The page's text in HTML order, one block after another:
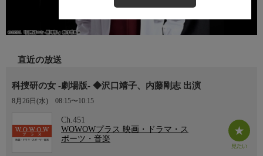
直近の放送
科捜研の女 -劇場版- ◆沢口靖子、内藤剛志 出演
8月26日(水) 08:15〜10:15
Ch.451
WOWOWプラス 映画・ドラマ・ス
ポーツ・音楽